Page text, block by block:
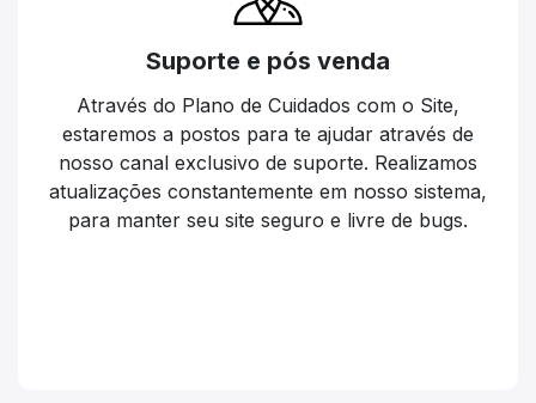
Suporte e pós venda
Através do Plano de Cuidados com o Site,
estaremos a postos para te ajudar através de
nosso canal exclusivo de suporte. Realizamos
atualizações constantemente em nosso sistema,
para manter seu site seguro e livre de bugs.